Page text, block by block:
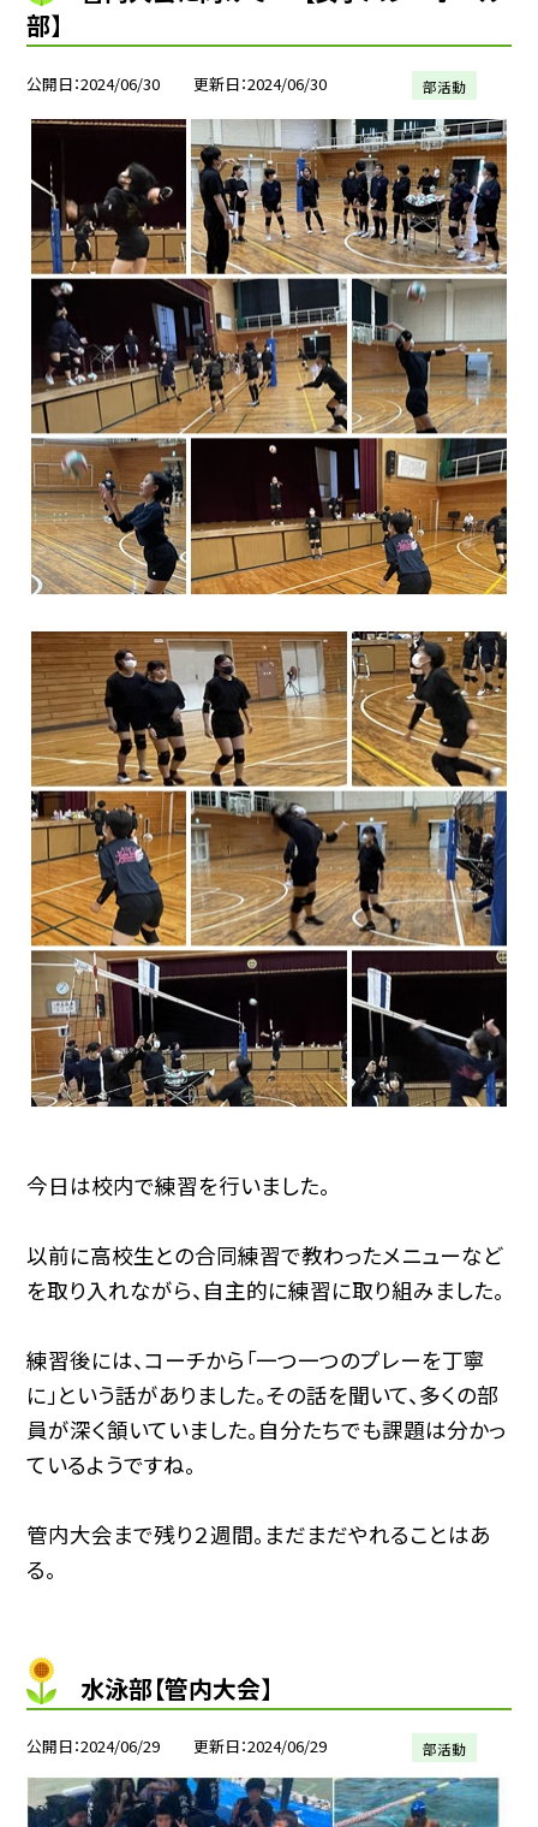
部】
公開日 2024/06/30 更新日 2024/06/30 部活動
今日は校内で練習を行いました。
以前に高校生との合同練習で教わったメニューなど
を取り入れながら、自主的に練習に取り組みました。
練習後には、コーチから「一つ一つのプレーを丁寧
に」という話がありました。その話を聞いて、多くの部
員が深く頷いていました。自分たちでも課題は分かっ
ているようですね。
管内大会まで残り２週間。まだまだやれることはあ
る。
水泳部【管内大会】
公開日 2024/06/29 更新日 2024/06/29 部活動